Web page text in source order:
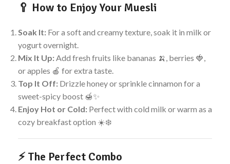
🥄 How to Enjoy Your Muesli
Soak It: For a soft and creamy texture, soak it in milk or
yogurt overnight.
Mix It Up:Add fresh fruits like bananas 🍌, berries 🍓,
or apples 🍎 for extra taste.
Top It Off: Drizzle honey or sprinkle cinnamon for a
sweet-spicy boost 🍯✨
Enjoy Hot or Cold: Perfect with cold milk or warm as a
cozy breakfast option ☀️❄️
⚡ The Perfect Combo